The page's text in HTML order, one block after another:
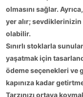
olmasını sağlar.
yer alır;
olabilir.
Sınırlı stoklarla
yaşatmak için
ödeme seçenekleri ve
kapınıza kadar
Tarzınızı ortaya